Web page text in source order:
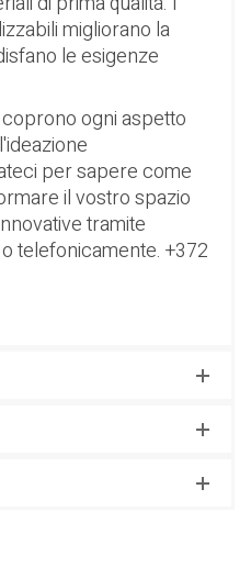
migliorano la
le esigenze
ogni aspetto
per sapere come
il vostro spazio
tramite
o telefonicamente. +372